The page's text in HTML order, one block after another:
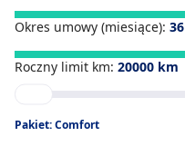
Okres umowy (miesiące): 36
Roczny limit km: 20000 km
Pakiet: Comfort